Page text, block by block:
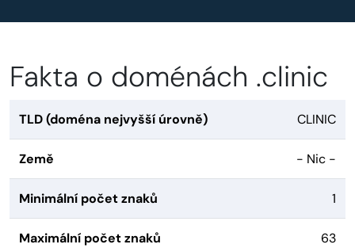
Fakta o doménách .clinic
TLD (doména nejvyšší úrovně) CLINIC
Země - Nic -
Minimální počet znaků 1
Maximální počet znaků 63